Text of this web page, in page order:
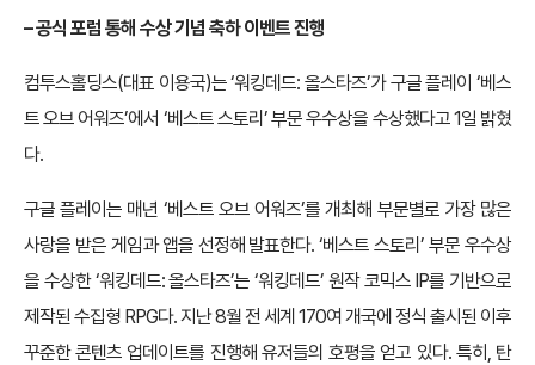
– 공식 포럼 통해 수상 기념 축하 이벤트 진행
컴투스홀딩스(대표 이용국)는 ‘워킹데드: 올스타즈’가 구글 플레이 ‘베스
트 오브 어워즈’에서 ‘베스트 스토리’ 부문 우수상을 수상했다고 1일 밝혔
다.
구글 플레이는 매년 ‘베스트 오브 어워즈’를 개최해 부문별로 가장 많은
사랑을 받은 게임과 앱을 선정해 발표한다. ‘베스트 스토리’ 부문 우수상
을 수상한 ‘워킹데드: 올스타즈’는 ‘워킹데드’ 원작 코믹스 IP를 기반으로
제작된 수집형 RPG다. 지난 8월 전 세계 170여 개국에 정식 출시된 이후
꾸준한 콘텐츠 업데이트를 진행해 유저들의 호평을 얻고 있다. 특히, 탄